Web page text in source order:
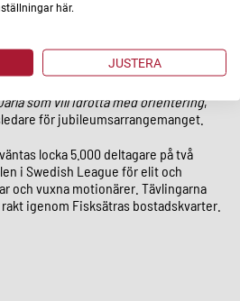
sett dåliga på integration av nya
i vårt upptagningsområde. Vi ser
och möjligheten att sprida
som vill idrotta med orientering,
för jubileumsarrangemanget.
locka 5.000 deltagare på två
i Swedish League för elit och
och vuxna motionärer. Tävlingarna
igenom Fisksätras bostadskvarter.
här.
JUSTERA